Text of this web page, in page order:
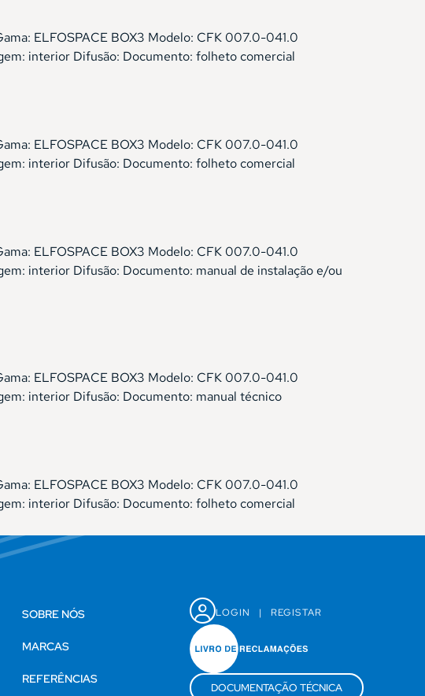
ELFOSPACE BOX3 Modelo: CFK 007.0-041.0
interior Difusão: Documento: folheto comercial
ELFOSPACE BOX3 Modelo: CFK 007.0-041.0
interior Difusão: Documento: folheto comercial
ELFOSPACE BOX3 Modelo: CFK 007.0-041.0
interior Difusão: Documento: manual de instalação e/ou
ELFOSPACE BOX3 Modelo: CFK 007.0-041.0
interior Difusão: Documento: manual técnico
ELFOSPACE BOX3 Modelo: CFK 007.0-041.0
interior Difusão: Documento: folheto comercial
SOBRE NÓS
MARCAS
REFERÊNCIAS
LOGIN | REGISTAR
DOCUMENTAÇÃO TÉCNICA